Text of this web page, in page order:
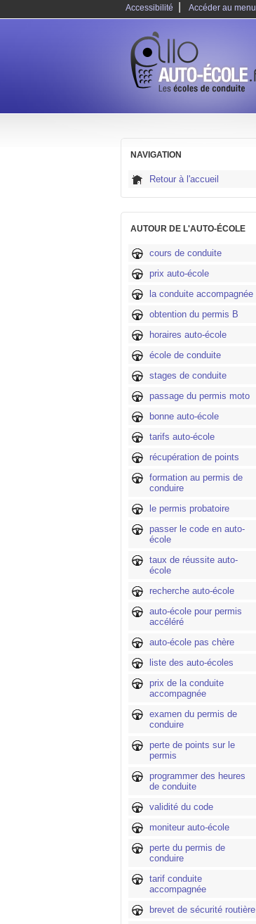
Accessibilité Accéder au menu
NAVIGATION
Retour à l'accueil
AUTOUR DE L'AUTO-ÉCOLE
cours de conduite
prix auto-école
la conduite accompagnée
obtention du permis B
horaires auto-école
école de conduite
stages de conduite
passage du permis moto
bonne auto-école
tarifs auto-école
récupération de points
formation au permis de
conduire
le permis probatoire
passer le code en auto-
école
taux de réussite auto-
école
recherche auto-école
auto-école pour permis
accéléré
auto-école pas chère
liste des auto-écoles
prix de la conduite
accompagnée
examen du permis de
conduire
perte de points sur le
permis
programmer des heures
de conduite
validité du code
moniteur auto-école
perte du permis de
conduire
tarif conduite
accompagnée
brevet de sécurité routière